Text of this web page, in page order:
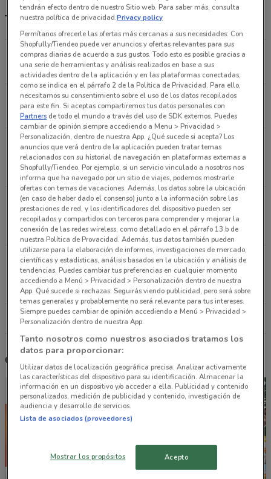
Tienda Walmart y horarios
Georgia, 53 Ciudad De México
604 m
CERRADO
DAKOTA 95 NAPOLES Ciudad De México
793 m
BOULEVARD XOLA 407 DEL VALLE NORTE Ciudad
De México
911 m
MAXIMINO AVILA CAMACHO 32 CIUDAD DE LOS
DEPORTES Ciudad De México
1 km
San Francisco 1621 Col. del Valle Ciudad De
México
1.1 km
Todas las tiendas Walmart
Otros catálogos cercanos
tendrán efecto dentro de nuestro Sitio web. Para saber más, consulta
nuestra política de privacidad.Privacy policy
Permítanos ofrecerle las ofertas más cercanas a sus necesidades: Con
Shopfully/Tiendeo puede ver anuncios y ofertas relevantes para sus
compras diarias de acuerdo a sus gustos. Todo esto es posible gracias a
una serie de herramientas y análisis realizados en base a sus
actividades dentro de la aplicación y en las plataformas conectadas,
como se indica en el párrafo 2 de la Política de Privacidad. Para ello,
necesitamos su consentimiento sobre el uso de los datos recopilados
para este fin. Si aceptas compartiremos tus datos personales con
Partners de todo el mundo a través del uso de SDK externos. Puedes
cambiar de opinión siempre accediendo a Menu > Privacidad >
Personalización, dentro de nuestra App. ¿Qué sucede si acepta? Los
anuncios que verá dentro de la aplicación pueden tratar temas
relacionados con su historial de navegación en plataformas externas a
Shopfully/Tiendeo. Por ejemplo, si un servicio vinculado a nosotros nos
informa que ha navegado por un sitio de viajes, podemos mostrarle
ofertas con temas de vacaciones. Además, los datos sobre la ubicación
(en caso de haber dado el consenso) junto a la información sobre las
prestaciones de red, y los identificadores del dispositivo pueden ser
recopilados y compartidos con terceros para comprender y mejorar la
conexión de las redes wireless, como detallado en el párrafo 13.b de
nuestra Política de Provacidad. Además, tus datos también pueden
utilizarse para la elaboración de informes, investigaciones de mercado,
científicas y estadísticas, análisis basados en la ubicación y análisis de
tendencias. Puedes cambiar tus preferencias en cualquier momento
accediendo a Menú > Privacidad > Personalización dentro de nuestra
App. Qué sucede si rechazas: Seguirás viendo publicidad, pero será sobre
temas generales y probablemente no será relevante para tus intereses.
Siempre puedes cambiar de opinión accediendo a Menú > Privacidad >
Personalización dentro de nuestra App.
Tanto nosotros como nuestros asociados tratamos los
datos para proporcionar:
Utilizar datos de localización geográfica precisa. Analizar activamente
las características del dispositivo para su identificación. Almacenar la
información en un dispositivo y/o acceder a ella. Publicidad y contenido
personalizados, medición de publicidad y contenido, investigación de
audiencia y desarrollo de servicios.
Lista de asociados (proveedores)
Mostrar los propósitos Acepto